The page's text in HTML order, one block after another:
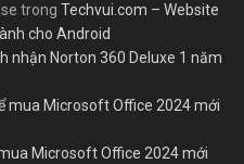
trong Techvui.com – Website
cho Android
nhận Norton 360 Deluxe 1 năm
mua Microsoft Office 2024 mới
Microsoft Office 2024 mới